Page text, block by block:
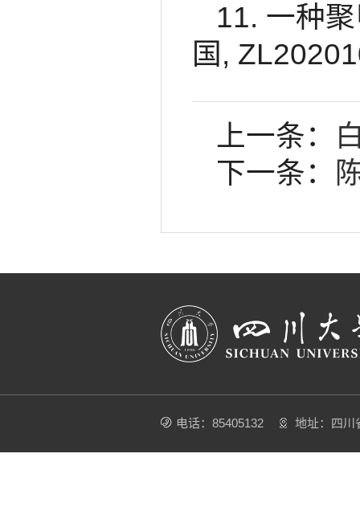
11. 一种
国,
上一条：
下一条：
电话：85405132 地址：四川